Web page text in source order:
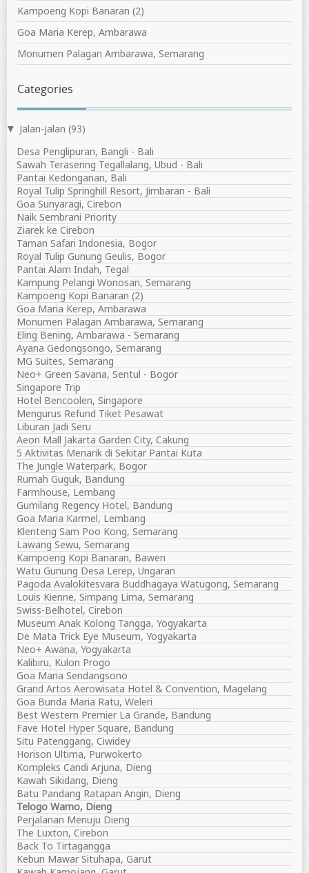
Kampoeng Kopi Banaran (2)
Goa Maria Kerep, Ambarawa
Monumen Palagan Ambarawa, Semarang
Categories
▼ Jalan-jalan (93)
Desa Penglipuran, Bangli - Bali
Sawah Terasering Tegallalang, Ubud - Bali
Pantai Kedonganan, Bali
Royal Tulip Springhill Resort, Jimbaran - Bali
Goa Sunyaragi, Cirebon
Naik Sembrani Priority
Ziarek ke Cirebon
Taman Safari Indonesia, Bogor
Royal Tulip Gunung Geulis, Bogor
Pantai Alam Indah, Tegal
Kampung Pelangi Wonosari, Semarang
Kampoeng Kopi Banaran (2)
Goa Maria Kerep, Ambarawa
Monumen Palagan Ambarawa, Semarang
Eling Bening, Ambarawa - Semarang
Ayana Gedongsongo, Semarang
MG Suites, Semarang
Neo+ Green Savana, Sentul - Bogor
Singapore Trip
Hotel Bencoolen, Singapore
Mengurus Refund Tiket Pesawat
Liburan Jadi Seru
Aeon Mall Jakarta Garden City, Cakung
5 Aktivitas Menarik di Sekitar Pantai Kuta
The Jungle Waterpark, Bogor
Rumah Guguk, Bandung
Farmhouse, Lembang
Gumilang Regency Hotel, Bandung
Goa Maria Karmel, Lembang
Klenteng Sam Poo Kong, Semarang
Lawang Sewu, Semarang
Kampoeng Kopi Banaran, Bawen
Watu Gunung Desa Lerep, Ungaran
Pagoda Avalokitesvara Buddhagaya Watugong, Semarang
Louis Kienne, Simpang Lima, Semarang
Swiss-Belhotel, Cirebon
Museum Anak Kolong Tangga, Yogyakarta
De Mata Trick Eye Museum, Yogyakarta
Neo+ Awana, Yogyakarta
Kalibiru, Kulon Progo
Goa Maria Sendangsono
Grand Artos Aerowisata Hotel & Convention, Magelang
Goa Bunda Maria Ratu, Weleri
Best Western Premier La Grande, Bandung
Fave Hotel Hyper Square, Bandung
Situ Patenggang, Ciwidey
Horison Ultima, Purwokerto
Kompleks Candi Arjuna, Dieng
Kawah Sikidang, Dieng
Batu Pandang Ratapan Angin, Dieng
Telogo Warno, Dieng
Perjalanan Menuju Dieng
The Luxton, Cirebon
Back To Tirtagangga
Kebun Mawar Situhapa, Garut